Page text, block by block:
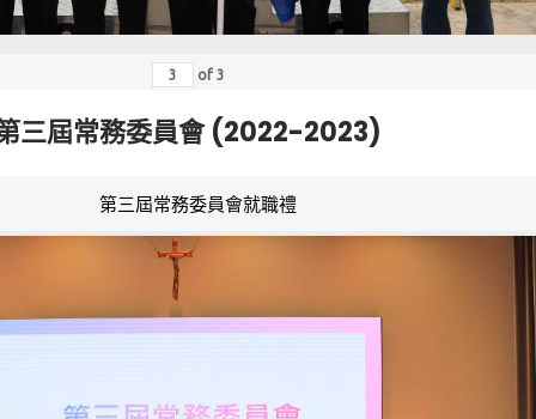
of 3
三屆常務委員會 (2022-2023)
第三屆常務委員會就職禮